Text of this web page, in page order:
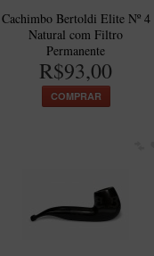
Cachimbo Bertoldi Elite Nº 4
Natural com Filtro
Permanente
R$93,00
COMPRAR